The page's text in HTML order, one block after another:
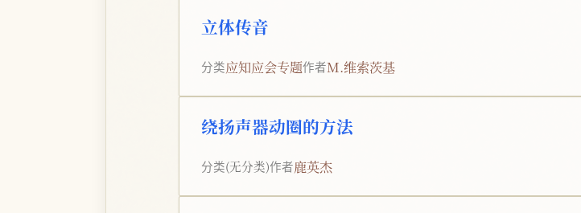
立体传音
分类应知应会专题作者M.维索茨基
绕扬声器动圈的方法
分类(无分类)作者鹿英杰